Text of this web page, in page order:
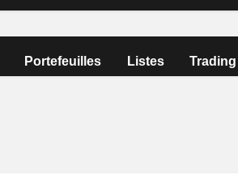
Portefeuilles Listes Trading